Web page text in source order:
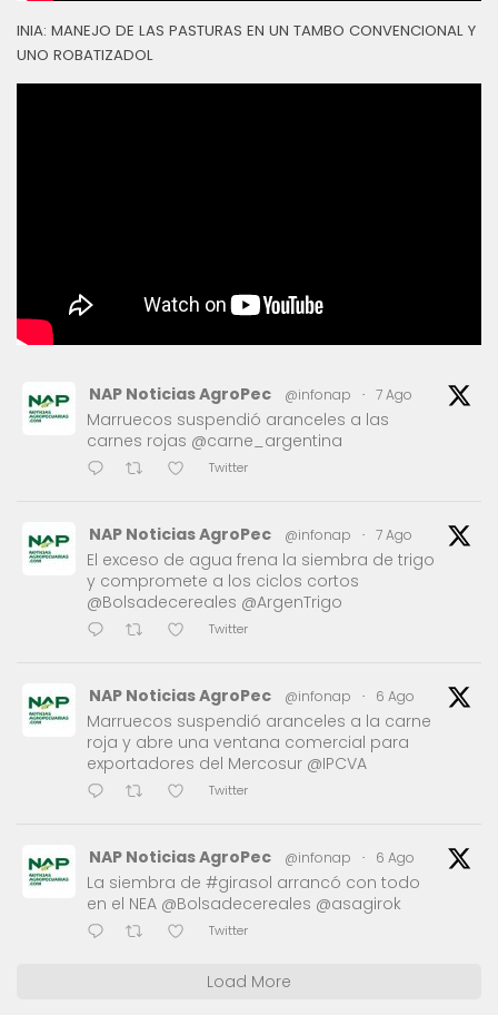
INIA: MANEJO DE LAS PASTURAS EN UN TAMBO CONVENCIONAL Y
UNO ROBATIZADOL
NAP Noticias AgroPec @infonap · 7 Ago
Marruecos suspendió aranceles a las
carnes rojas @carne_argentina
Twitter
NAP Noticias AgroPec @infonap · 7 Ago
El exceso de agua frena la siembra de trigo
y compromete a los ciclos cortos
@Bolsadecereales @ArgenTrigo
Twitter
NAP Noticias AgroPec @infonap · 6 Ago
Marruecos suspendió aranceles a la carne
roja y abre una ventana comercial para
exportadores del Mercosur @IPCVA
Twitter
NAP Noticias AgroPec @infonap · 6 Ago
La siembra de #girasol arrancó con todo
en el NEA @Bolsadecereales @asagirok
Twitter
Load More